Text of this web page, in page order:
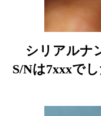
シリアルナ
S/Nは7xxxで